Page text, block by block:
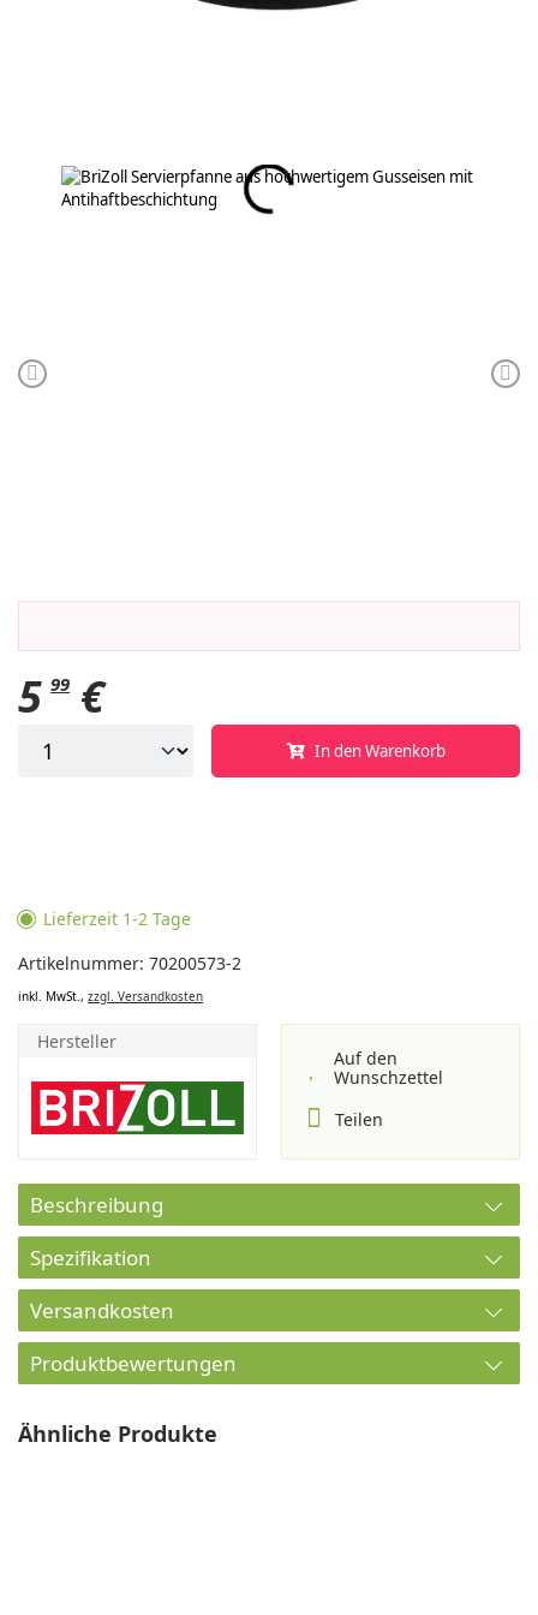
5 99 €
In den Warenkorb
Lieferzeit 1-2 Tage
Artikelnummer: 70200573-2
inkl. MwSt., zzgl. Versandkosten
Hersteller
Auf den
Wunschzettel
Teilen
Beschreibung
Spezifikation
Versandkosten
Produktbewertungen
Ähnliche Produkte